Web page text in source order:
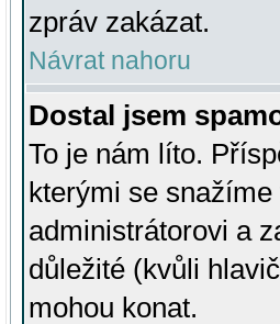
zpráv zakázat.
Návrat nahoru
Dostal jsem
To je nám líto.
kterými se
administrátorovi a
důležité (kvůli
mohou konat.